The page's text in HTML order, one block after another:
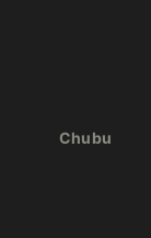
Chubu